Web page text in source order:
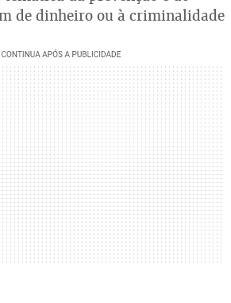
de dinheiro ou à criminalidade